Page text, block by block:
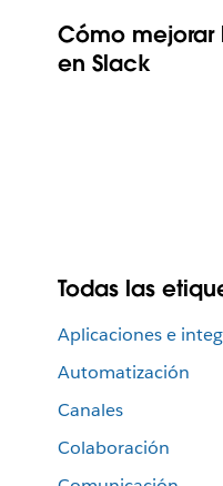
Cómo
en Slack
Todas las
Aplicaciones e
Automatización
Canales
Colaboración